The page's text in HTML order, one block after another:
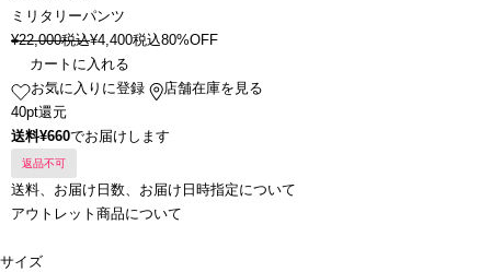
ミリタリーパンツ
¥22,000税込¥4,400税込80%OFF
カートに入れる
お気に入りに登録
店舗在庫を見る
40pt還元
送料¥660でお届けします
返品不可
送料、お届け日数、お届け日時指定について
アウトレット商品について
サイズ